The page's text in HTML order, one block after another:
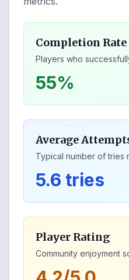
Completion Rate
Players who
55%
Average
Typical number of tries
5.6 tries
Player Rating
Community enjoyment